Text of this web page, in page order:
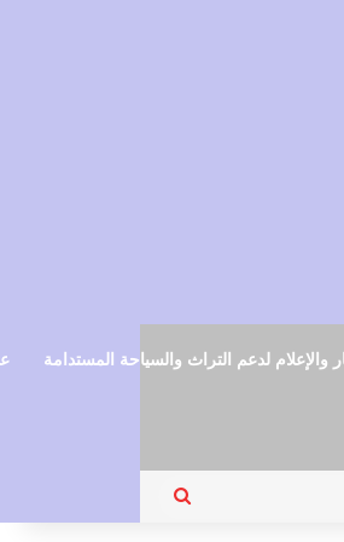
لدعم التراث والسياحة المستدامة
بحث